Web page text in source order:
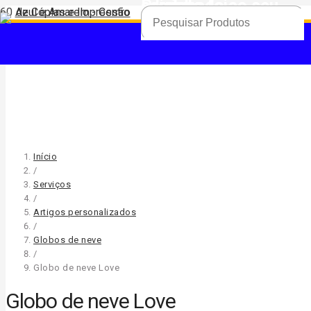
Produto
foi adicionado ao seu carrinho.
Início
/
Serviços
/
Artigos personalizados
/
Globos de neve
/
Globo de neve Love
Globo de neve Love